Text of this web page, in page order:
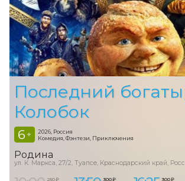
Последний
Колобок
6 +
2026, Россия
Комедия, Фэнтези, Приключения
Родина
ул. К. Маркса, 27/2, Туапсе, Краснодарский край,
250 ₽ 300 ₽ 300 ₽